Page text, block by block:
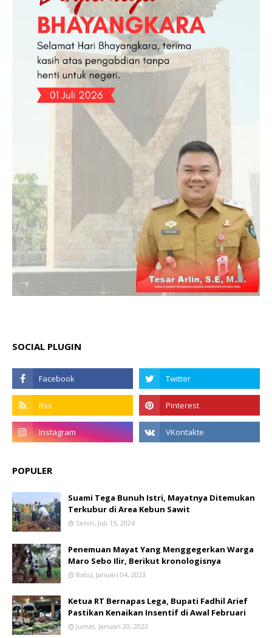
SOCIAL PLUGIN
POPULER
Suami Tega Bunuh Istri, Mayatnya Ditemukan
Terkubur di Area Kebun Sawit
Senin, Juli 15, 2024
Penemuan Mayat Yang Menggegerkan Warga
Maro Sebo Ilir, Berikut kronologisnya
Rabu, Januari 04, 2023
Ketua RT Bernapas Lega, Bupati Fadhil Arief
Pastikan Kenaikan Insentif di Awal Februari
Jumat, Januari 20, 2023